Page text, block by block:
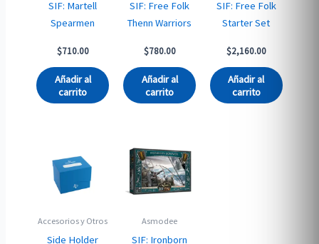
SIF: Martell
Spearmen
$710.00
Añadir al
carrito
SIF: Free Folk
Thenn Warriors
$780.00
Añadir al
carrito
SIF: Free Folk
Starter Set
$2,160.00
Añadir al
carrito
Accesorios y Otros
Side Holder
Asmodee
SIF: Ironborn